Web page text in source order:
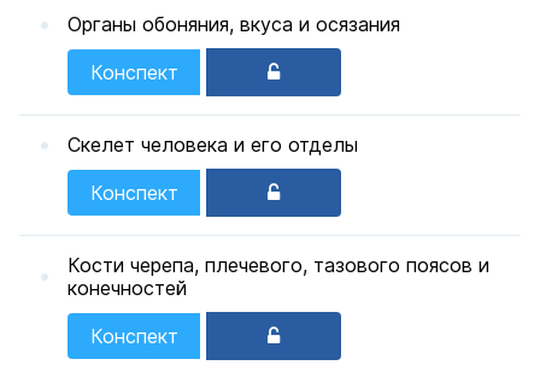
Органы обоняния, вкуса и осязания
Конспект
Скелет человека и его отделы
Конспект
Кости черепа, плечевого, тазового поясов и
конечностей
Конспект